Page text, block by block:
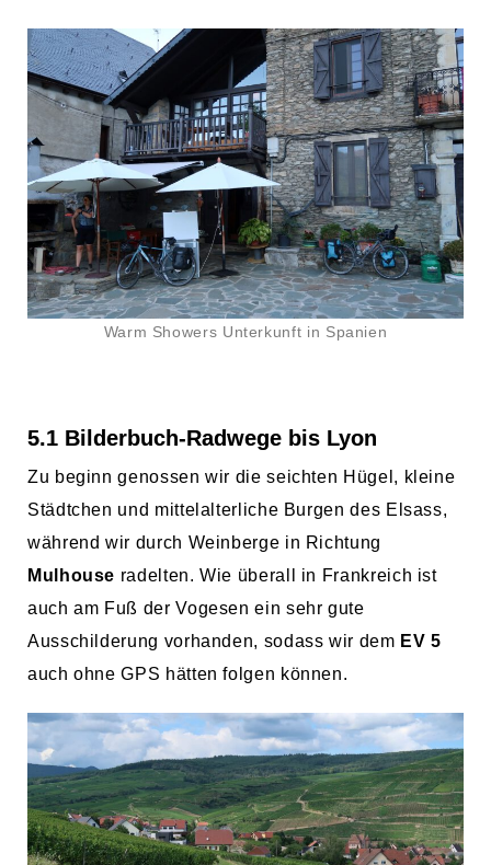
Warm Showers Unterkunft in Spanien
5.1 Bilderbuch-Radwege bis Lyon
Zu beginn genossen wir die seichten Hügel, kleine
Städtchen und mittelalterliche Burgen des Elsass,
während wir durch Weinberge in Richtung
Mulhouse radelten. Wie überall in Frankreich ist
auch am Fuß der Vogesen ein sehr gute
Ausschilderung vorhanden, sodass wir dem EV 5
auch ohne GPS hätten folgen können.